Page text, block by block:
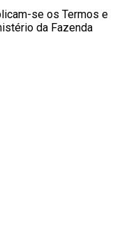
se os Termos e
da Fazenda